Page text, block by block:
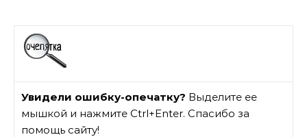
Увидели ошибку-опечатку? Выделите ее
мышкой и нажмите Ctrl+Enter. Спасибо за
помощь сайту!